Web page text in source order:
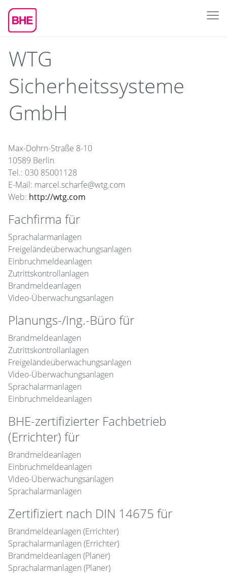
WTG
Sicherheitssysteme
GmbH
Max-Dohrn-Straße 8-10
10589 Berlin
Tel.: 030 85001128
E-Mail: marcel.scharfe@wtg.com
Web: http://wtg.com
Fachfirma für
Sprachalarmanlagen
Freigeländeüberwachungsanlagen
Einbruchmeldeanlagen
Zutrittskontrollanlagen
Brandmeldeanlagen
Video-Überwachungsanlagen
Planungs-/Ing.-Büro für
Brandmeldeanlagen
Zutrittskontrollanlagen
Freigeländeüberwachungsanlagen
Video-Überwachungsanlagen
Sprachalarmanlagen
Einbruchmeldeanlagen
BHE-zertifizierter Fachbetrieb
(Errichter) für
Brandmeldeanlagen
Einbruchmeldeanlagen
Video-Überwachungsanlagen
Sprachalarmanlagen
Zertifiziert nach DIN 14675 für
Brandmeldeanlagen (Errichter)
Sprachalarmanlagen (Errichter)
Brandmeldeanlagen (Planer)
Sprachalarmanlagen (Planer)